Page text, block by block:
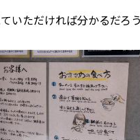
いただければ分かるだろう